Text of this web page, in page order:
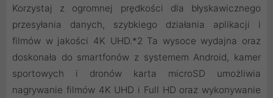
Korzystaj z ogromnej prędkości dla błyskawicznego
przesyłania danych, szybkiego działania aplikacji i
filmów w jakości 4K UHD.*2 Ta wysoce wydajna oraz
doskonała do smartfonów z systemem Android, kamer
sportowych i dronów karta microSD umożliwia
nagrywanie filmów 4K UHD i Full HD oraz wykonywanie